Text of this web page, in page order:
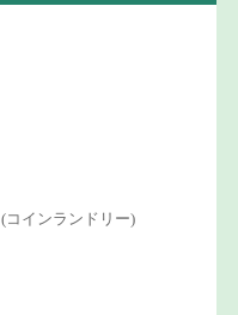
(コインランドリー)